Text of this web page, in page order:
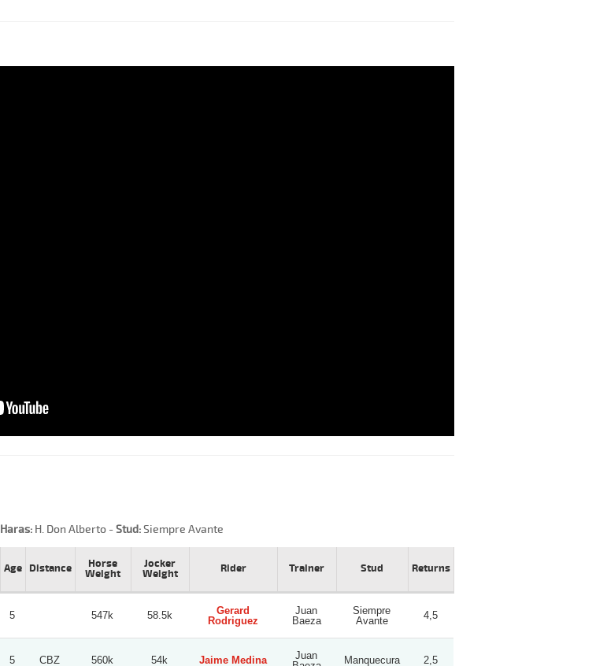
Haras:H. Don Alberto -Stud:Siempre Avante
Age Distance
Horse
Weight
Jocker
Weight
Rider Trainer Stud Returns
5 547k 58.5k
Gerard
Rodriguez
Juan
Baeza
Siempre
Avante
4,5
5 CBZ 560k 54k Jaime Medina
Juan
Manquecura 2,5